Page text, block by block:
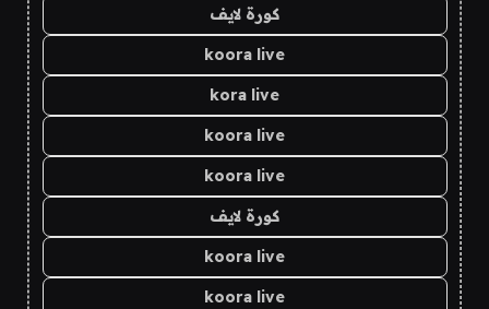
كورة لايف
koora live
kora live
koora live
koora live
كورة لايف
koora live
koora live